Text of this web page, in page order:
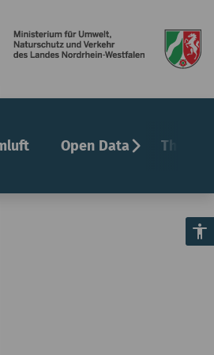
Open Datachevron_right
accessibility